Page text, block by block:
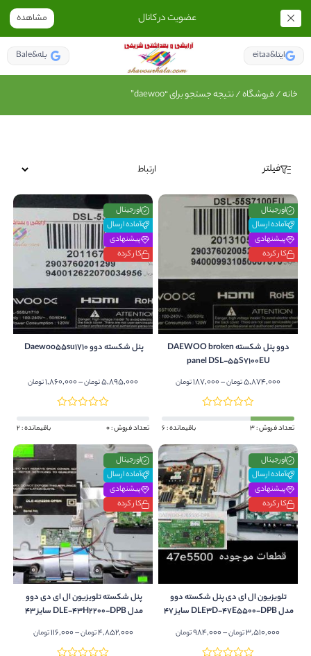
عضویت در کانال مشاهده
eitaa&ایتا Bale&بله
خانه/فروشگاه/ نتیجه جستجو برای “daewoo”
فیلتر
اورجینال
آماده ارسال
پیشنهادی
کار کرده
دوو پنل شکسته DAEWOO broken
panel DSL-55S7100EU
5,874,000تومان–
187,000تومان
through
تعداد فروش : 3 باقیمانده : 6
اورجینال
آماده ارسال
پیشنهادی
کار کرده
پنل شکسته دوو Daewoo55su1710
5,895,000تومان–
1,860,000تومانPrice
تعداد فروش : 0 باقیمانده : 2
اورجینال
آماده ارسال
پیشنهادی
کار کرده
تلویزیون ال ای دی پنل شکسته دوو
مدل DLE3D-47E5500-DPB سایز 47
3,510,000تومان–
984,000تومانPrice
اورجینال
آماده ارسال
پیشنهادی
کار کرده
پنل شکسته تلویزیون ال ای دی دوو
مدل DLE-43H2200-DPB سایز 43
4,852,000تومان–
116,000تومان